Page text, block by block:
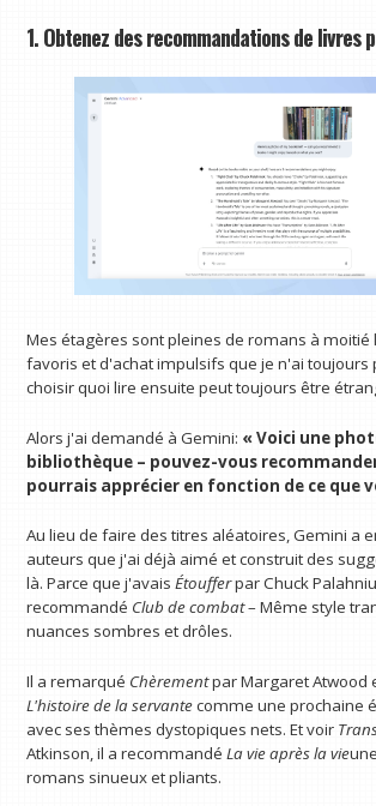
1. Obtenez des recommandations de livres
Mes étagères sont pleines de romans à moitié
favoris et d'achat impulsifs que je n'ai toujours
choisir quoi lire ensuite peut toujours être
Alors j'ai demandé à Gemini: « Voici une
bibliothèque – pouvez-vous
pourrais apprécier en fonction de ce que
Au lieu de faire des titres aléatoires, Gemini a
auteurs que j'ai déjà aimé et construit des
là. Parce que j'avaisÉtoufferpar Chuck
recommandé Club de combat– Même style
nuances sombres et drôles.
Il a remarqué Chèrementpar Margaret Atwood
L'histoire de la servantecomme une prochaine
avec ses thèmes dystopiques nets. Et voir
Atkinson, il a recommandéLa vie après la vie
romans sinueux et pliants.